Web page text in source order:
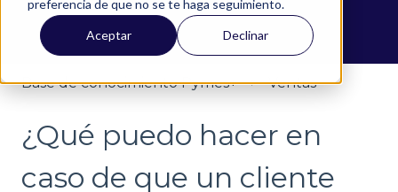
preferencia de que no se te haga seguimiento.
Aceptar Declinar
Base de conocimiento Pymes+ Ventas
¿Qué puedo hacer en
caso de que un cliente